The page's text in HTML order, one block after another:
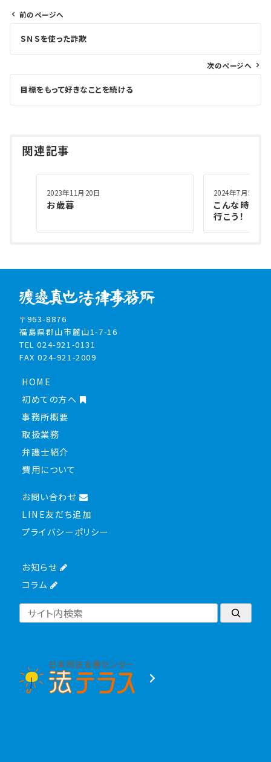
ビ
ー
前のページへ
ＳＮＳを使った詐欺
次のページへ
目標をもって好きなことを続ける
関連記事
2023年11月20日
お歳暮
2024年7月5日
こんな時代だ
行こう！
〒963-8876
福島県郡山市麓山1-7-16
TEL 024-921-0131
FAX 024-921-2009
HOME
初めての方へ
事務所概要
取扱業務
弁護士紹介
費用について
お問い合わせ
LINE友だち追加
プライバシーポリシー
お知らせ
コラム
検索